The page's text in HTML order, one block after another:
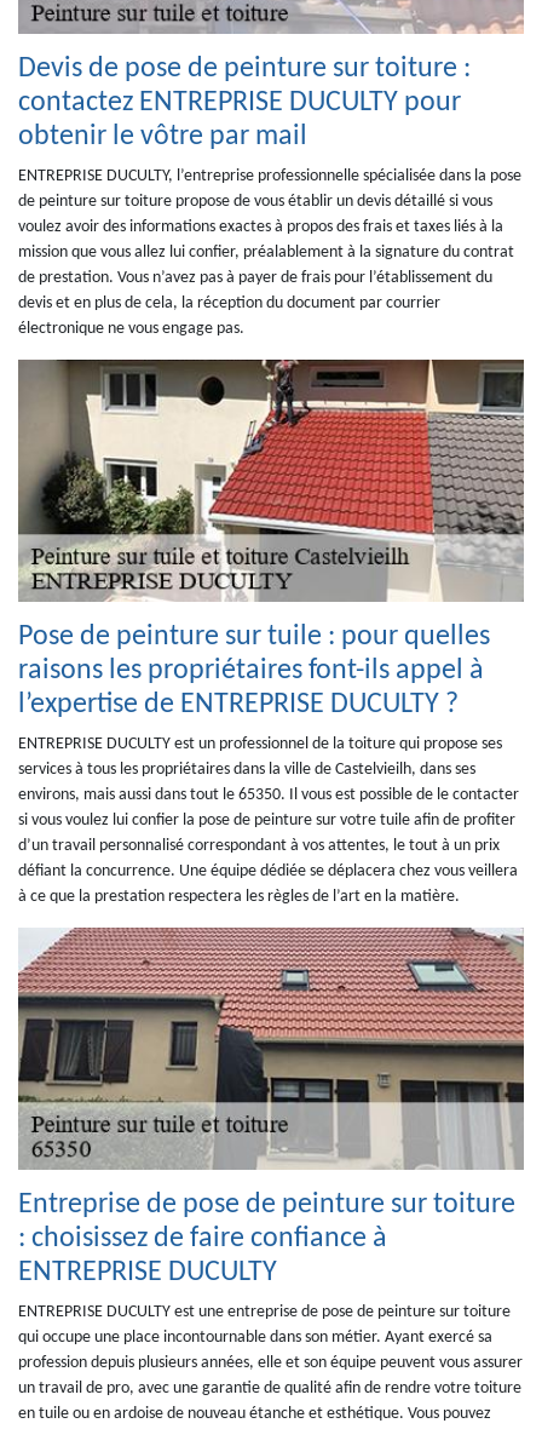
Devis de pose de peinture sur toiture :
contactez ENTREPRISE DUCULTY pour
obtenir le vôtre par mail
ENTREPRISE DUCULTY, l’entreprise professionnelle spécialisée dans la pose
de peinture sur toiture propose de vous établir un devis détaillé si vous
voulez avoir des informations exactes à propos des frais et taxes liés à la
mission que vous allez lui confier, préalablement à la signature du contrat
de prestation. Vous n’avez pas à payer de frais pour l’établissement du
devis et en plus de cela, la réception du document par courrier
électronique ne vous engage pas.
Pose de peinture sur tuile : pour quelles
raisons les propriétaires font-ils appel à
l’expertise de ENTREPRISE DUCULTY ?
ENTREPRISE DUCULTY est un professionnel de la toiture qui propose ses
services à tous les propriétaires dans la ville de Castelvieilh, dans ses
environs, mais aussi dans tout le 65350. Il vous est possible de le contacter
si vous voulez lui confier la pose de peinture sur votre tuile afin de profiter
d’un travail personnalisé correspondant à vos attentes, le tout à un prix
défiant la concurrence. Une équipe dédiée se déplacera chez vous veillera
à ce que la prestation respectera les règles de l’art en la matière.
Entreprise de pose de peinture sur toiture
: choisissez de faire confiance à
ENTREPRISE DUCULTY
ENTREPRISE DUCULTY est une entreprise de pose de peinture sur toiture
qui occupe une place incontournable dans son métier. Ayant exercé sa
profession depuis plusieurs années, elle et son équipe peuvent vous assurer
un travail de pro, avec une garantie de qualité afin de rendre votre toiture
en tuile ou en ardoise de nouveau étanche et esthétique. Vous pouvez